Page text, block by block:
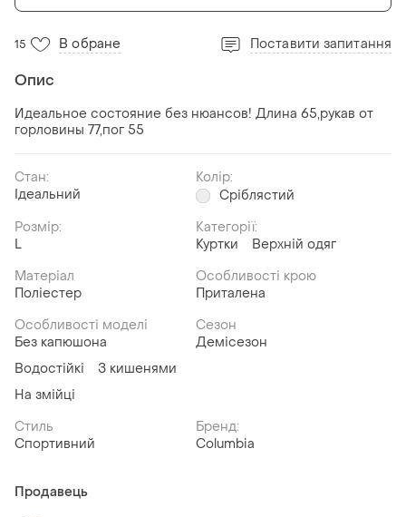
15 В обране Поставити запитання
Опис
Идеальное состояние без нюансов! Длина 65,рукав от
горловины 77,пог 55
Стан:
Ідеальний
Колір:
Сріблястий
Розмір:
L
Категорії:
Куртки
Верхній одяг
Матеріал
Поліестер
Особливості крою
Приталена
Особливості моделі
Без капюшона
Водостійкі
З кишенями
На змійці
Сезон
Демісезон
Стиль
Спортивний
Бренд:
Columbia
Продавець